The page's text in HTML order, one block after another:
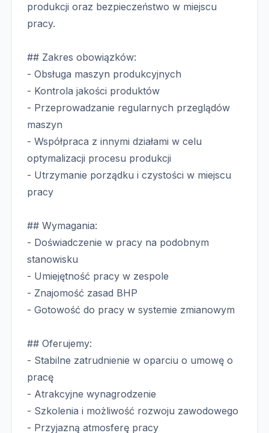
produkcji oraz bezpieczeństwo w miejscu
pracy.
## Zakres obowiązków:
- Obsługa maszyn produkcyjnych
- Kontrola jakości produktów
- Przeprowadzanie regularnych przeglądów
maszyn
- Współpraca z innymi działami w celu
optymalizacji procesu produkcji
- Utrzymanie porządku i czystości w miejscu
pracy
## Wymagania:
- Doświadczenie w pracy na podobnym
stanowisku
- Umiejętność pracy w zespole
- Znajomość zasad BHP
- Gotowość do pracy w systemie zmianowym
## Oferujemy:
- Stabilne zatrudnienie w oparciu o umowę o
pracę
- Atrakcyjne wynagrodzenie
- Szkolenia i możliwość rozwoju zawodowego
- Przyjazną atmosferę pracy